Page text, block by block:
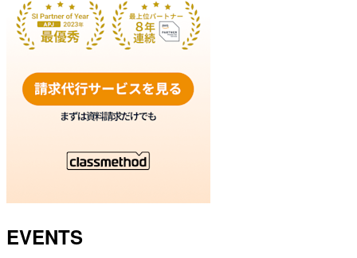
EVENTS